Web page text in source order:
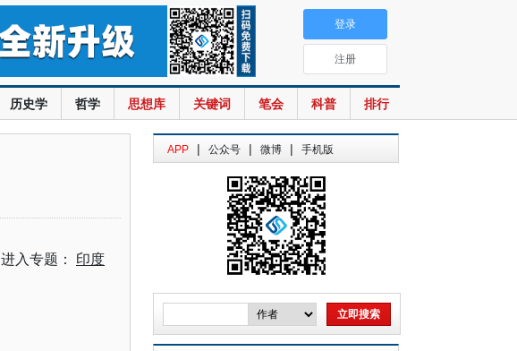
历史学 哲学 思想库 关键词 笔会 科普 排行
登录
注册
进入专题： 印度
APP | 公众号 | 微博 | 手机版